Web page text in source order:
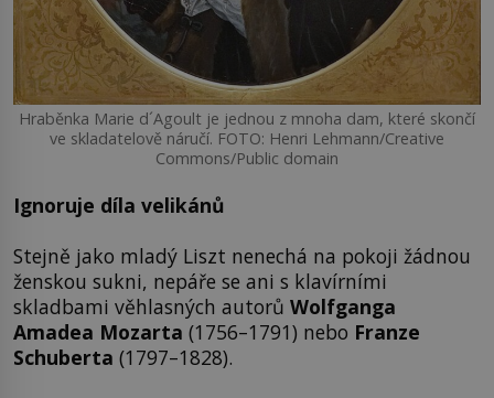
Hraběnka Marie d´Agoult je jednou z mnoha dam, které skončí
ve skladatelově náručí. FOTO: Henri Lehmann/Creative
Commons/Public domain
Ignoruje díla velikánů
Stejně jako mladý Liszt nenechá na pokoji žádnou
ženskou sukni, nepáře se ani s klavírními
skladbami věhlasných autorů Wolfganga
Amadea Mozarta (1756–1791) nebo Franze
Schuberta (1797–1828).